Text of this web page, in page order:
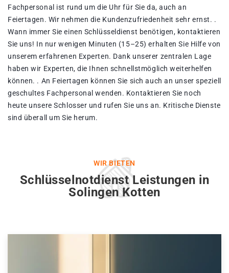
Fachpersonal ist rund um die Uhr für Sie da, auch an
Feiertagen. Wir nehmen die Kundenzufriedenheit sehr ernst. .
Wann immer Sie einen Schlüsseldienst benötigen, kontaktieren
Sie uns! In nur wenigen Minuten (15–25) erhalten Sie Hilfe von
unserem erfahrenen Experten. Dank unserer zentralen Lage
haben wir Experten, die Ihnen schnellstmöglich weiterhelfen
können. . An Feiertagen können Sie sich auch an unser speziell
geschultes Fachpersonal wenden. Kontaktieren Sie noch
heute unsere Schlosser und rufen Sie uns an. Kritische Dienste
sind überall um Sie herum.
WIR BIETEN
Schlüsselnotdienst Leistungen in
Solingen Kotten